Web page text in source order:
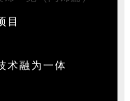
目
术融为一体